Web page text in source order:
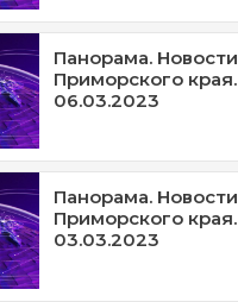
Панорама. Новости
Приморского края.
06.03.2023
Панорама. Новости
Приморского края.
03.03.2023